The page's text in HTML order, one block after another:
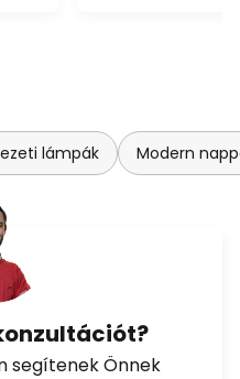
lámpák Modern
segítenek Önnek